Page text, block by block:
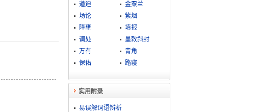
遒迫
金粟兰
场论
紫烟
障壅
填报
调处
墨敕斜封
万有
青角
保佑
路寝
实用附录
易误解词语辨析